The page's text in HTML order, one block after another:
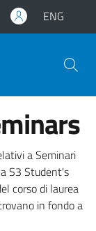
ENG
a Seminari
S3 Student's
corso di laurea
in fondo a